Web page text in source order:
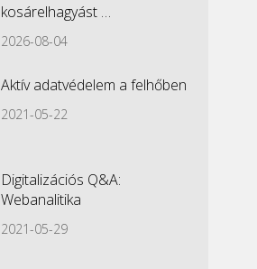
kosárelhagyást …
2026-08-04
Aktív adatvédelem a felhőben
2021-05-22
Digitalizációs Q&A:
Webanalitika
2021-05-29